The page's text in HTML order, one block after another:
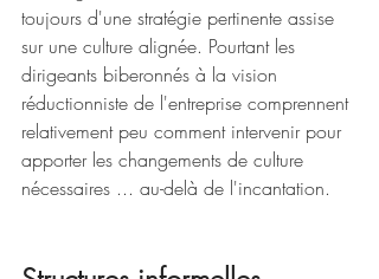
toujours d'une stratégie pertinente assise
sur une culture alignée. Pourtant les
dirigeants biberonnés à la vision
réductionniste de l'entreprise comprennent
relativement peu comment intervenir pour
apporter les changements de culture
nécessaires ... au-delà de l'incantation.